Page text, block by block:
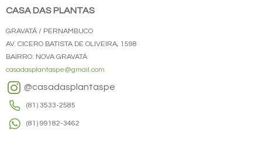
CASA DAS PLANTAS
GRAVATÁ / PERNAMBUCO
AV. CICERO BATISTA DE OLIVEIRA, 1598
BAIRRO: NOVA GRAVATÁ
casadasplantaspe@gmail.com
@casadasplantaspe
(81) 3533-2585
(81) 99182-3462